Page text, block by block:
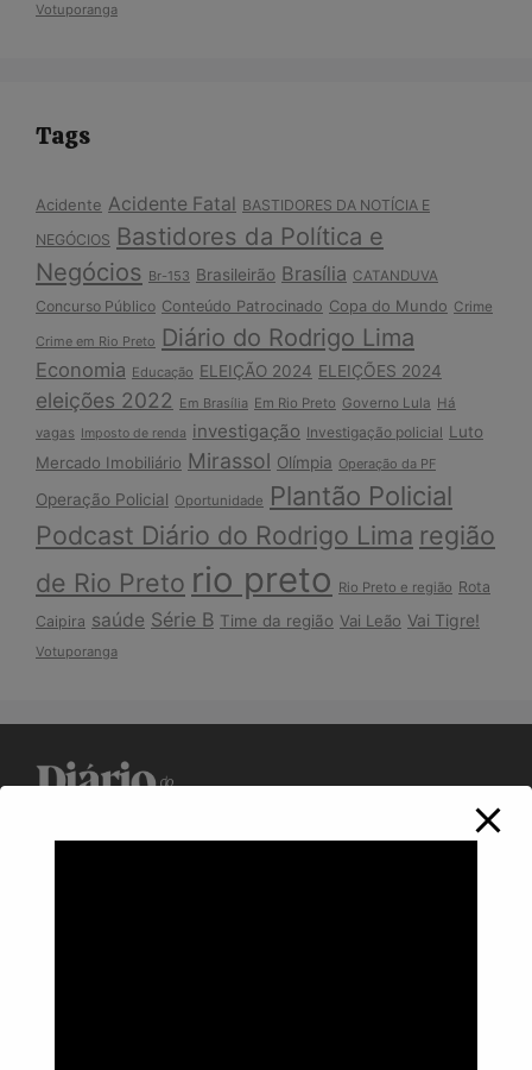
Votuporanga
Tags
Acidente Acidente Fatal BASTIDORES DA NOTÍCIA E
NEGÓCIOS Bastidores da Política e
Negócios Br-153 Brasileirão Brasília CATANDUVA
Concurso Público Conteúdo Patrocinado Copa do Mundo Crime
Crime em Rio Preto Diário do Rodrigo Lima
Economia Educação ELEIÇÃO 2024 ELEIÇÕES 2024
eleições 2022 Em Brasília Em Rio Preto Governo Lula Há
vagas
Imposto de renda investigação Investigação policial Luto
Mercado Imobiliário Mirassol Olímpia Operação da PF
Operação Policial Oportunidade Plantão Policial
Podcast Diário do Rodrigo Lima região
de Rio Preto rio preto Rio Preto e região Rota
Caipira saúde Série B Time da região Vai Leão Vai Tigre!
Votuporanga